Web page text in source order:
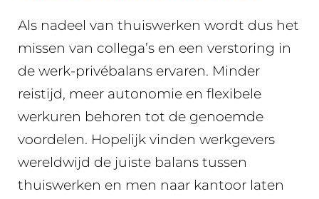
Als nadeel van thuiswerken wordt dus het
missen van collega’s en een verstoring in
de werk-privébalans ervaren. Minder
reistijd, meer autonomie en flexibele
werkuren behoren tot de genoemde
voordelen. Hopelijk vinden werkgevers
wereldwijd de juiste balans tussen
thuiswerken en men naar kantoor laten